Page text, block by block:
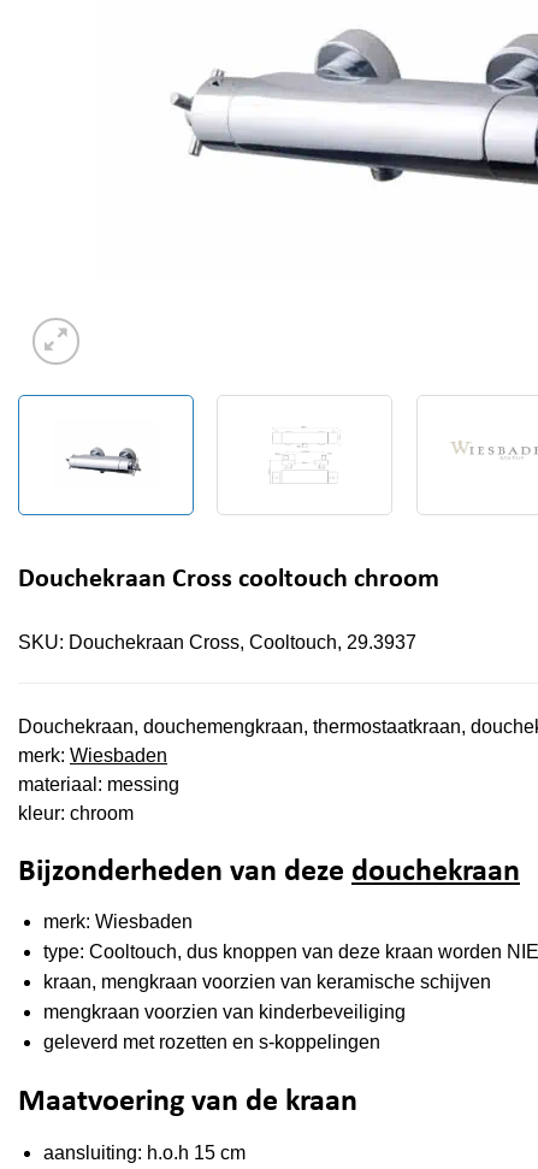
Douchekraan Cross cooltouch chroom
SKU: Douchekraan Cross, Cooltouch, 29.3937
Douchekraan, douchemengkraan, thermostaatkraan,
merk: Wiesbaden
materiaal: messing
kleur: chroom
Bijzonderheden van deze douchekraan
merk: Wiesbaden
type: Cooltouch, dus knoppen van deze kraan worden
kraan, mengkraan voorzien van keramische schijven
mengkraan voorzien van kinderbeveiliging
geleverd met rozetten en s-koppelingen
Maatvoering van de kraan
aansluiting: h.o.h 15 cm